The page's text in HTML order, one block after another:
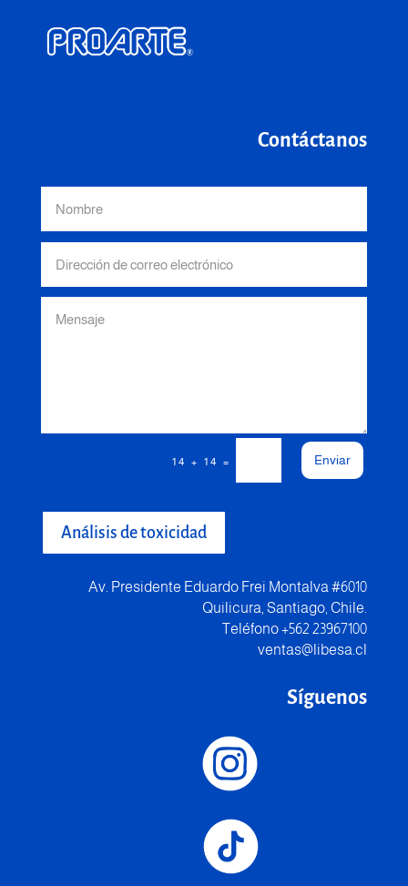
Contáctanos
14 + 14 = Enviar
Análisis de toxicidad
Av. Presidente Eduardo Frei Montalva #6010
Quilicura, Santiago, Chile.
Teléfono +562 23967100
ventas@libesa.cl
Síguenos